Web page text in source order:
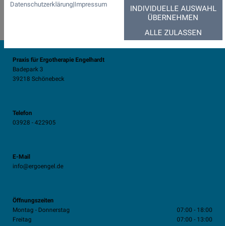
Praxis für Ergotherapie Engelhardt
Badepark 3
39218 Schönebeck
Telefon
03928 - 422905
E-Mail
info@ergoengel.de
Öffnungszeiten
Montag - Donnerstag
07:00 - 18:00
Freitag
07:00 - 13:00
Datenschutzerklärung|Impressum
INDIVIDUELLE AUSWAHL
ÜBERNEHMEN
ALLE ZULASSEN